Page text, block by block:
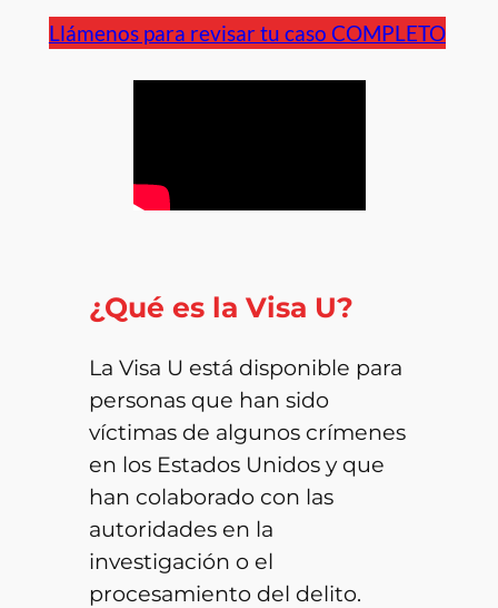
Llámenos para revisar tu caso COMPLETO
¿Qué es la Visa U?
La Visa U está disponible para
personas que han sido
víctimas de algunos crímenes
en los Estados Unidos y que
han colaborado con las
autoridades en la
investigación o el
procesamiento del delito.